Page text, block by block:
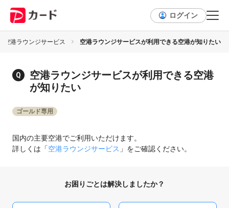
ログイン
空港ラウンジサービス 空港ラウンジサービスが利用できる空港が知りたい
空港ラウンジサービスが利用できる空港
が知りたい
ゴールド専用
国内の主要空港でご利用いただけます。
詳しくは「空港ラウンジサービス 」をご確認ください。
お困りごとは解決しましたか？